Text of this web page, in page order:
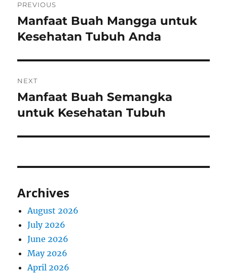
navigation
PREVIOUS
Previous
post:
Manfaat Buah Mangga untuk
Kesehatan Tubuh Anda
NEXT
Next
post:
Manfaat Buah Semangka
untuk Kesehatan Tubuh
Archives
August 2026
July 2026
June 2026
May 2026
April 2026